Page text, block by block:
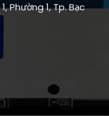
Phường 1, Tp. Bạc